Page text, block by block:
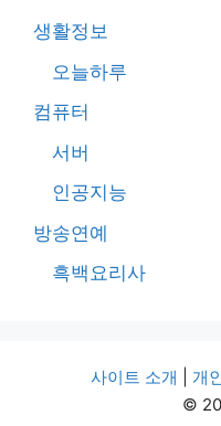
생활정보
오늘하루
컴퓨터
서버
인공지능
방송연예
흑백요리사
사이트 소개 개
©